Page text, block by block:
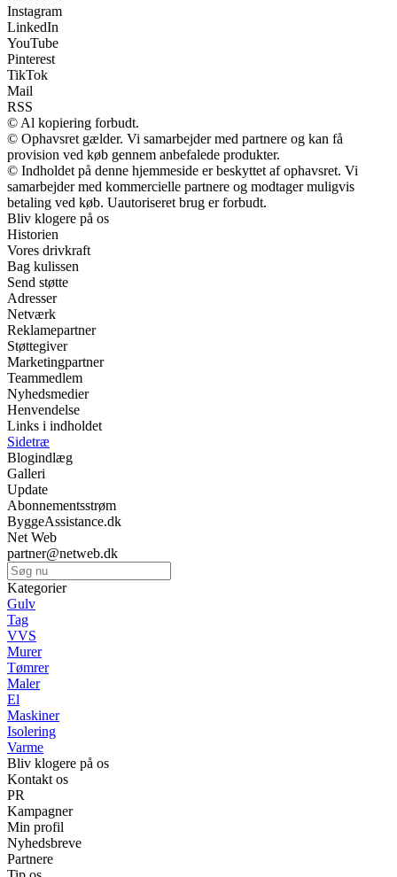
Instagram
LinkedIn
YouTube
Pinterest
TikTok
Mail
RSS
© Al kopiering forbudt.
© Ophavsret gælder. Vi samarbejder med partnere og kan få
provision ved køb gennem anbefalede produkter.
© Indholdet på denne hjemmeside er beskyttet af ophavsret. Vi
samarbejder med kommercielle partnere og modtager muligvis
betaling ved køb. Uautoriseret brug er forbudt.
Bliv klogere på os
Historien
Vores drivkraft
Bag kulissen
Send støtte
Adresser
Netværk
Reklamepartner
Støttegiver
Marketingpartner
Teammedlem
Nyhedsmedier
Henvendelse
Links i indholdet
Sidetræ
Blogindlæg
Galleri
Update
Abonnementsstrøm
ByggeAssistance.dk
Net Web
partner@netweb.dk
Kategorier
Gulv
Tag
VVS
Murer
Tømrer
Maler
El
Maskiner
Isolering
Varme
Bliv klogere på os
Kontakt os
PR
Kampagner
Min profil
Nyhedsbreve
Partnere